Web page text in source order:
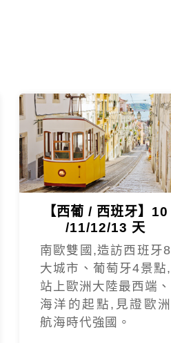
【西葡 / 西班牙】10
/11/12/13 天
南歐雙國,造訪西班牙8
大城市、葡萄牙4景點,
站上歐洲大陸最西端、
海洋的起點,見證歐洲
航海時代強國。